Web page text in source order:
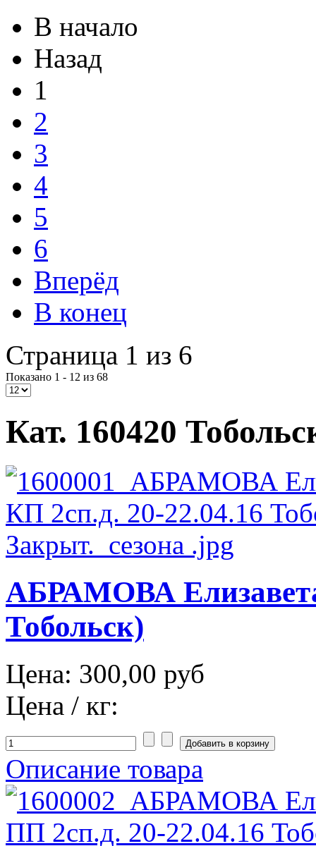
В начало
Назад
1
2
3
4
5
6
Вперёд
В конец
Страница 1 из 6
Показано 1 - 12 из 68
Кат. 160420
АБРАМОВА
Тобольск)
Цена: 300,00 руб
Цена / кг:
Описание товара